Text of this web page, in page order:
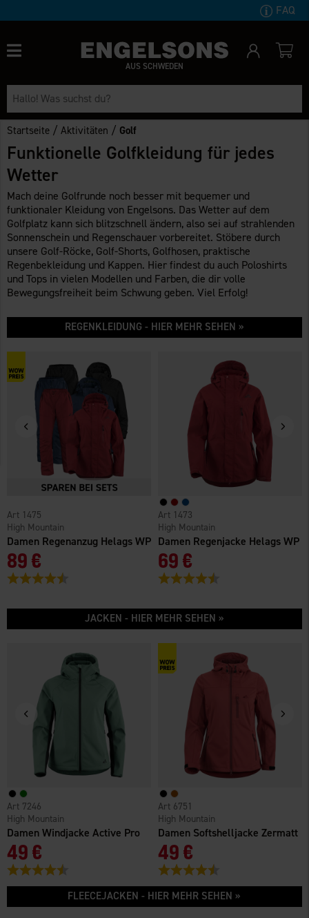
FAQ
AUS SCHWEDEN
Startseite /Aktivitäten / Golf
Funktionelle Golfkleidung für jedes
Wetter
Mach deine Golfrunde noch besser mit bequemer und
funktionaler Kleidung von Engelsons. Das Wetter auf dem
Golfplatz kann sich blitzschnell ändern, also sei auf strahlenden
Sonnenschein und Regenschauer vorbereitet. Stöbere durch
unsere Golf-Röcke, Golf-Shorts, Golfhosen, praktische
Regenbekleidung und Kappen. Hier findest du auch Poloshirts
und Tops in vielen Modellen und Farben, die dir volle
Bewegungsfreiheit beim Schwung geben. Viel Erfolg!
REGENKLEIDUNG - HIER MEHR SEHEN »
Damen Regenanzug Helags WP
High Mountain
1475
89 €
Bewertung:
Damen Regenjacke Helags WP
High Mountain
1473
69 €
Bewertung:
JACKEN - HIER MEHR SEHEN »
Damen Windjacke Active Pro
High Mountain
7246
49 €
Bewertung:
Damen Softshelljacke Zermatt
High Mountain
6751
49 €
Bewertung:
FLEECEJACKEN - HIER MEHR SEHEN »